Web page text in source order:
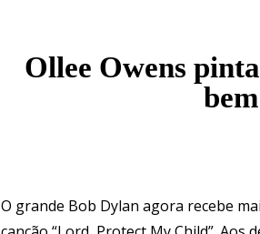
Ollee Owens
O grande Bob Dylan agora recebe